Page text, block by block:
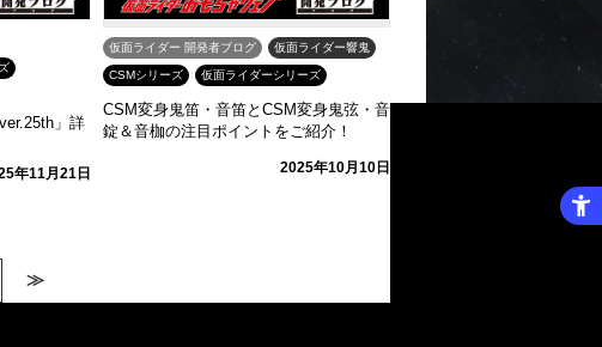
」詳
年11月21日
仮面ライダー 開発者ブログ 仮面ライダー響鬼
CSMシリーズ 仮面ライダーシリーズ
CSM変身鬼笛・音笛とCSM変身鬼弦・音
錠＆音枷の注目ポイントをご紹介！
2025年10月10日
≫